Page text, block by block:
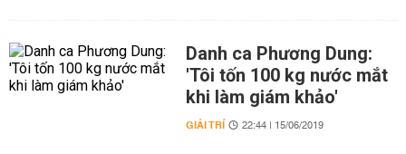
Danh ca Phương Dung:
'Tôi tốn 100 kg nước mắt
khi làm giám khảo'
GIẢI TRÍ 22:44 | 15/06/2019